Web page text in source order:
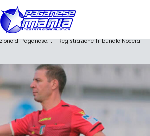
di Paganese.it - Registrazione Tribunale Nocera